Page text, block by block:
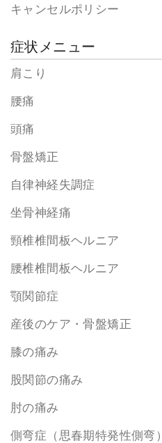
キャンセルポリシー
症状メニュー
肩こり
腰痛
頭痛
骨盤矯正
自律神経失調症
坐骨神経痛
頸椎椎間板ヘルニア
腰椎椎間板ヘルニア
顎関節症
産後のケア・骨盤矯正
膝の痛み
股関節の痛み
肘の痛み
側弯症（思春期特発性側弯）